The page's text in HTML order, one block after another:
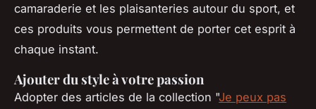
camaraderie et les plaisanteries autour du sport, et
ces produits vous permettent de porter cet esprit à
chaque instant.
Ajouter du style à votre passion
Adopter des articles de la collection "Je peux pas